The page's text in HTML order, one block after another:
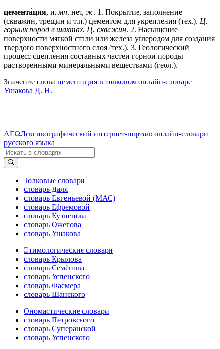
цемента́ция, и, мн. нет, ж. 1 . Покрытие, заполнение
(скважин, трещин и т.п.) цементом для укрепления (тех.). Ц.
горных пород в шахтах. Ц. скважин. 2. Насыщение
поверхности мягкой стали или железа углеродом для создания
твердого поверхностного слоя (тех.). 3. Геологический
процесс сцепления составных частей горной породы
растворенными минеральными веществами (геол.).
Значение слова цементация в толковом онлайн-словаре
Ушакова Д. Н.
ΛΓΩЛексикографический интернет-портал: онлайн-словари
русского языка
Толковые словари
словарь Даля
словарь Евгеньевой (МАС)
словарь Ефремовой
словарь Кузнецова
словарь Ожегова
словарь Ушакова
Этимологические словари
словарь Крылова
словарь Семёнова
словарь Успенского
словарь Фасмера
словарь Шанского
Ономастические словари
словарь Петровского
словарь Суперанской
словарь Успенского